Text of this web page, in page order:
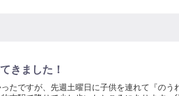
きました！
たですが、先週土曜日に子供を連れて『のう